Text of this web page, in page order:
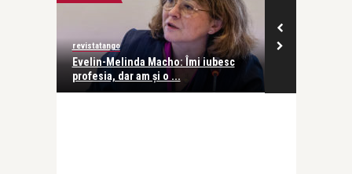
revistatango
Evelin-Melinda Macho: Îmi iubesc
profesia, dar am și o ...